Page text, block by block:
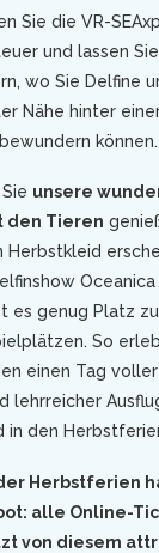
Sie die VR-
und lassen
wo Sie Delfine
Nähe hinter
können.
unsere
den Tieren
Herbstkleid
es genug Platz
So
einen Tag voller
lehrreicher
in den
der Herbstferien
alle Online-
von diesem